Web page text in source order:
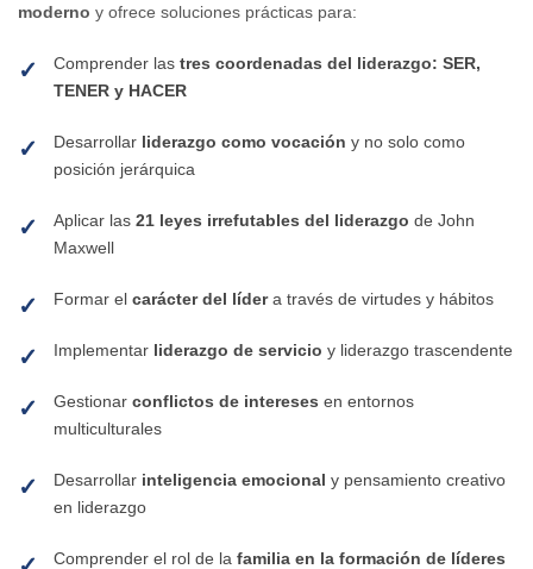
moderno y ofrece soluciones prácticas para:
Comprender las tres coordenadas del liderazgo: SER,
TENER y HACER
Desarrollar liderazgo como vocación y no solo como
posición jerárquica
Aplicar las 21 leyes irrefutables del liderazgo de John
Maxwell
Formar el carácter del lídera través de virtudes y hábitos
Implementar liderazgo de servicio y liderazgo trascendente
Gestionar conflictos de intereses en entornos
multiculturales
Desarrollar inteligencia emocional y pensamiento creativo
en liderazgo
Comprender el rol de la familia en la formación de líderes